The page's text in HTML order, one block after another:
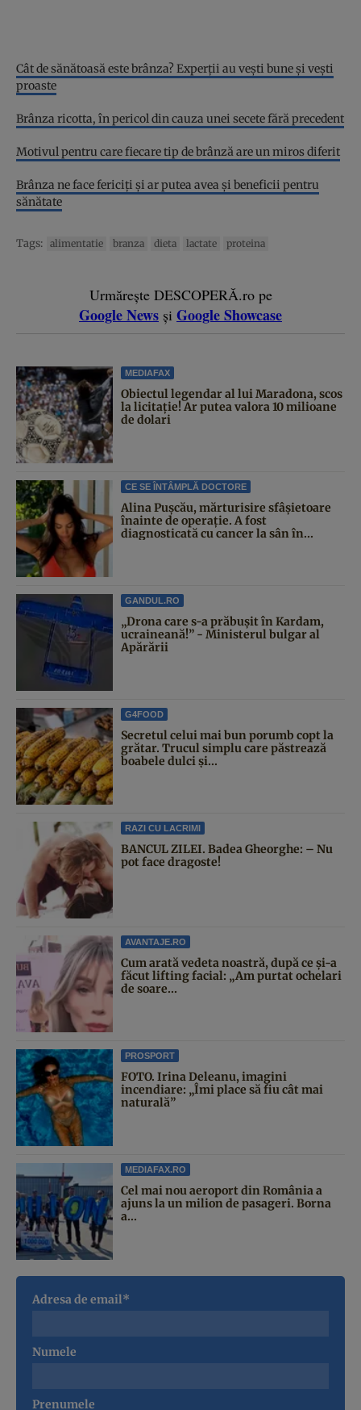
Cât de sănătoasă este brânza? Experții au vești bune și vești
proaste
Brânza ricotta, în pericol din cauza unei secete fără precedent
Motivul pentru care fiecare tip de brânză are un miros diferit
Brânza ne face fericiți și ar putea avea și beneficii pentru
sănătate
Tags: alimentatie branza dieta lactate proteina
Urmărește DESCOPERĂ.ro pe
Google News și Google Showcase
MEDIAFAX
Obiectul legendar al lui Maradona, scos
la licitație! Ar putea valora 10 milioane
de dolari
CE SE ÎNTÂMPLĂ DOCTORE
Alina Pușcău, mărturisire sfâșietoare
înainte de operație. A fost
diagnosticată cu cancer la sân în...
GANDUL.RO
„Drona care s-a prăbușit în Kardam,
ucraineană!” - Ministerul bulgar al
Apărării
G4FOOD
Secretul celui mai bun porumb copt la
grătar. Trucul simplu care păstrează
boabele dulci și...
RAZI CU LACRIMI
BANCUL ZILEI. Badea Gheorghe: – Nu
pot face dragoste!
AVANTAJE.RO
Cum arată vedeta noastră, după ce și-a
făcut lifting facial: „Am purtat ochelari
de soare...
PROSPORT
FOTO. Irina Deleanu, imagini
incendiare: „Îmi place să fiu cât mai
naturală”
MEDIAFAX.RO
Cel mai nou aeroport din România a
ajuns la un milion de pasageri. Borna
a...
Adresa de email*
Numele
Prenumele